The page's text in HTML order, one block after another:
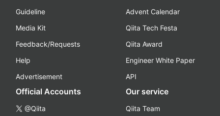
Guideline
Media Kit
Feedback/Requests
Help
Advertisement
Advent Calendar
Qiita Tech Festa
Qiita Award
Engineer White Paper
API
Official Accounts
@Qiita
Our service
Qiita Team